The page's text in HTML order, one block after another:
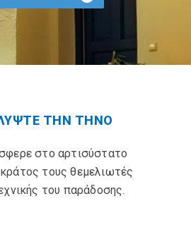
ΤΗΝ ΤΗΝΟ
στο αρτισύστατο
τους θεμελιωτές
του παράδοσης.